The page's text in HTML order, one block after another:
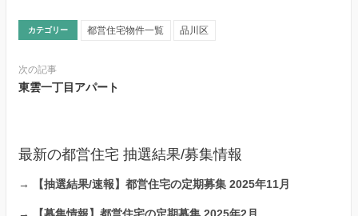
カテゴリー 都営住宅物件一覧 品川区
次の記事
東雲一丁目アパート
最新の都営住宅 抽選結果/募集情報
→ 【抽選結果/速報】都営住宅の定期募集 2025年11月